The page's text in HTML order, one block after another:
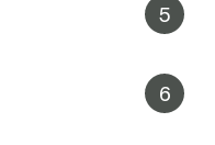
5
6